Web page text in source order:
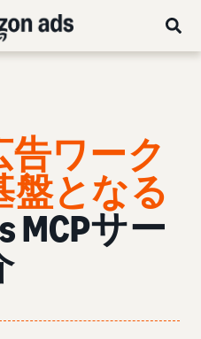
告ワーク
盤となる
MCPサー